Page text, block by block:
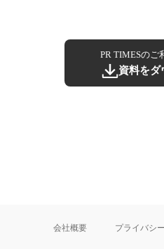
PR TIMESのご
資料をダ
会社概要 プライバシ